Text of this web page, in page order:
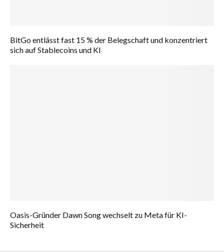
BitGo entlässt fast 15 % der Belegschaft und konzentriert
sich auf Stablecoins und KI
Oasis-Gründer Dawn Song wechselt zu Meta für KI-
Sicherheit